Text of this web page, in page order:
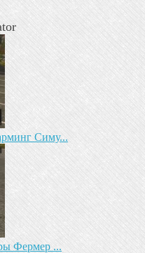
Симу...
Фермер ...